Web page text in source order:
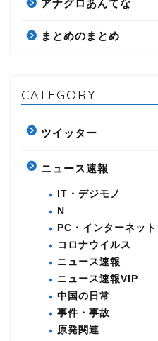
アナグロあんてな
まとめのまとめ
CATEGORY
ツイッター
ニュース速報
IT・デジモノ
N
PC・インターネット
コロナウイルス
ニュース速報
ニュース速報VIP
中国の日常
事件・事故
原発関連